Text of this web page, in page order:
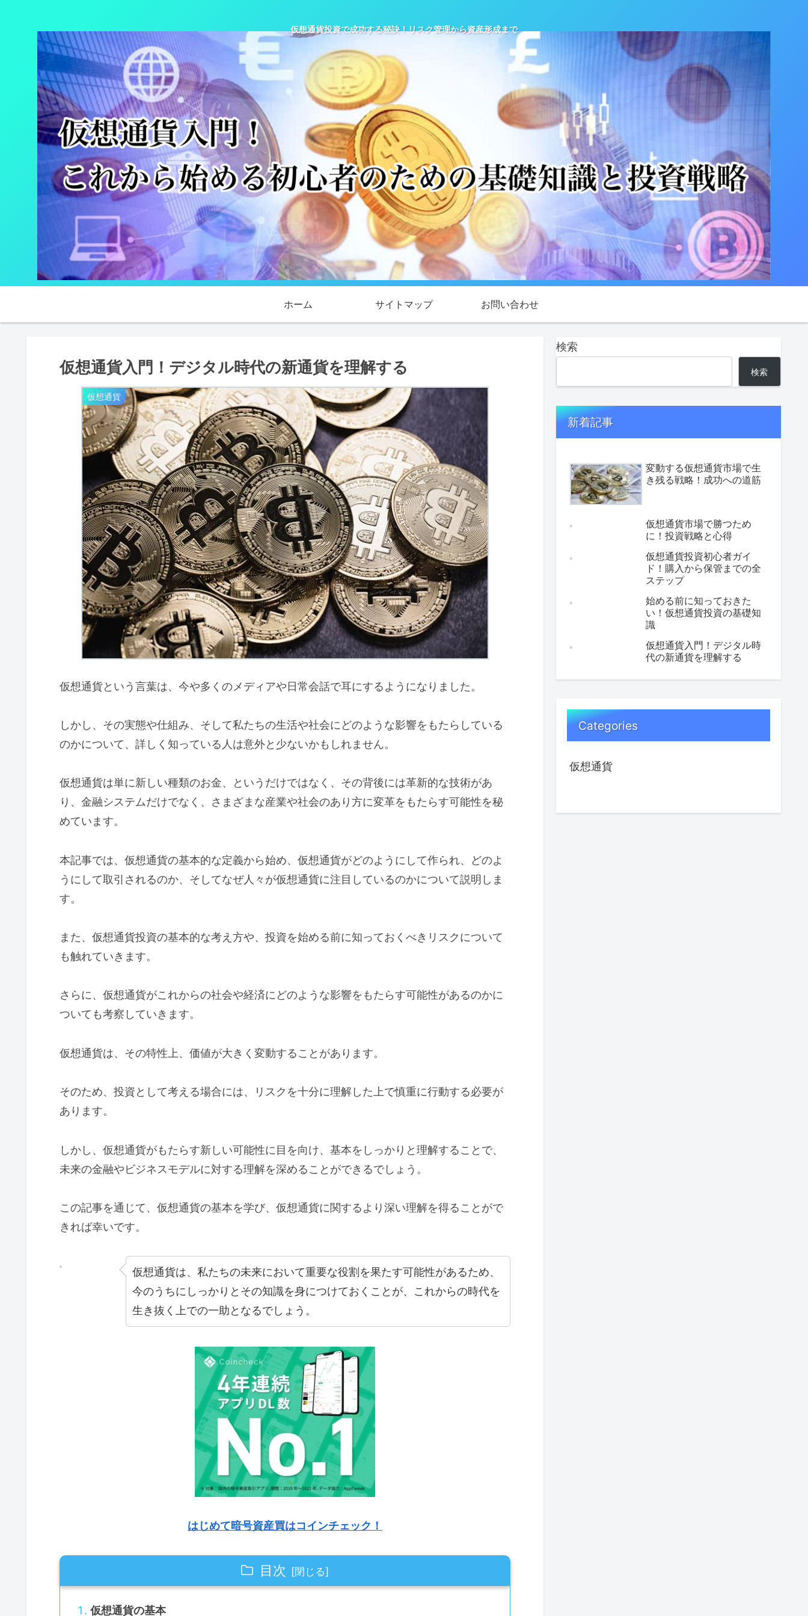
仮想通貨投資で成功する秘訣！リスク管理から資産形成まで
ホーム サイトマップ お問い合わせ
仮想通貨入門！デジタル時代の新通貨を理解する
仮想通貨
仮想通貨という言葉は、今や多くのメディアや日常会話で耳にするようになりました。
しかし、その実態や仕組み、そして私たちの生活や社会にどのような影響をもたらしている
のかについて、詳しく知っている人は意外と少ないかもしれません。
仮想通貨は単に新しい種類のお金、というだけではなく、その背後には革新的な技術があ
り、金融システムだけでなく、さまざまな産業や社会のあり方に変革をもたらす可能性を秘
めています。
本記事では、仮想通貨の基本的な定義から始め、仮想通貨がどのようにして作られ、どのよ
うにして取引されるのか、そしてなぜ人々が仮想通貨に注目しているのかについて説明しま
す。
また、仮想通貨投資の基本的な考え方や、投資を始める前に知っておくべきリスクについて
も触れていきます。
さらに、仮想通貨がこれからの社会や経済にどのような影響をもたらす可能性があるのかに
ついても考察していきます。
仮想通貨は、その特性上、価値が大きく変動することがあります。
そのため、投資として考える場合には、リスクを十分に理解した上で慎重に行動する必要が
あります。
しかし、仮想通貨がもたらす新しい可能性に目を向け、基本をしっかりと理解することで、
未来の金融やビジネスモデルに対する理解を深めることができるでしょう。
この記事を通じて、仮想通貨の基本を学び、仮想通貨に関するより深い理解を得ることがで
きれば幸いです。
仮想通貨は、私たちの未来において重要な役割を果たす可能性があるため、
今のうちにしっかりとその知識を身につけておくことが、これからの時代を
生き抜く上での一助となるでしょう。
はじめて暗号資産買はコインチェック！
目次
仮想通貨の基本
検索
検索
新着記事
変動する仮想通貨市場で生
き残る戦略！成功への道筋
仮想通貨市場で勝つため
に！投資戦略と心得
仮想通貨投資初心者ガイ
ド！購入から保管までの全
ステップ
始める前に知っておきた
い！仮想通貨投資の基礎知
識
仮想通貨入門！デジタル時
代の新通貨を理解する
Categories
仮想通貨